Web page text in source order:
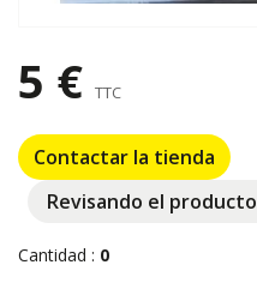
5 € TTC
Contactar la tienda
Revisando el producto
Cantidad : 0